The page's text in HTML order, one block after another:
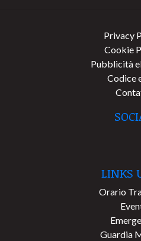
Privacy
Cookie
Pubblicità
Codice
LINKS
Orario
Guardia